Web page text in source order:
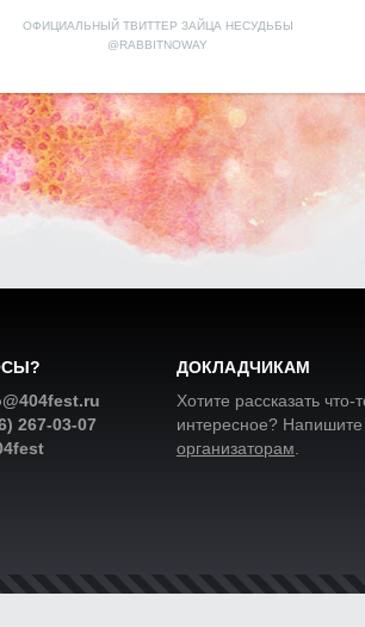
ОФИЦИАЛЬНЫЙ ТВИТТЕР ЗАЙЦА НЕСУДЬБЫ
@RABBITNOWAY
267-03-07
ДОКЛАДЧИКАМ
Хотите рассказать что-
интересное?
организаторам